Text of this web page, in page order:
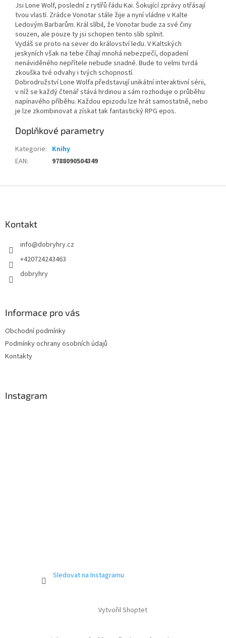
Jsi Lone Wolf, poslední z rytířů řádu Kai. Šokující zprávy otřásají
tvou vlastí. Zrádce Vonotar stále žije a nyní vládne v Kalte
Ledovým Barbarům. Král slíbil, že Vonotar bude za své činy
souzen, ale pouze ty jsi schopen tento slib splnit.
Vydáš se proto na sever do království ledu. V Kaltských
jeskyních však na tebe číhají mnohá nebezpečí, dopadení
nenáviděného nepřítele nebude snadné. Bude to velmi tvrdá
zkouška tvé odvahy i tvých schopností.
Dobrodružství Lone Wolfa představují unikátní interaktivní sérii,
v níž se každý čtenář stává hrdinou a sám rozhoduje o průběhu
napínavého příběhu. Každou epizodu lze hrát samostatně, nebo
je lze zkombinovat a získat tak fantastický RPG epos.
Doplňkové parametry
Kategorie: Knihy
EAN: 9788090504349
Kontakt
info@dobryhry.cz
+420724243463
dobryhry
Informace pro vás
Obchodní podmínky
Podmínky ochrany osobních údajů
Kontakty
Instagram
Sledovat na Instagramu
Vytvořil Shoptet